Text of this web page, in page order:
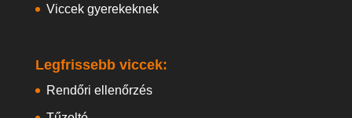
Viccek gyerekeknek
Legfrissebb viccek:
Rendőri ellenőrzés